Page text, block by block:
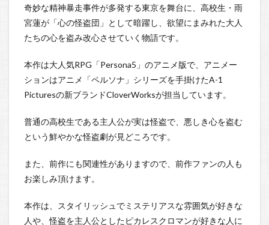
奇妙な精神暴走事件が多発する東京を舞台に、高校生・雨
宮蓮が「心の怪盗団」として暗躍し、欲望にまみれた大人
たちの心を盗み改心させていく物語です。
本作は大人気RPG「Persona5」のアニメ版で、アニメー
ションはアニメ「ペルソナ」シリーズを手掛けたA-1
Picturesの新ブランドCloverWorksが担当しています。
普通の高校生である主人公が実は怪盗で、悪しき心を盗む
という鮮やかな怪盗劇が見どころです。
また、前作にも関連性がありますので、前作ファンの人も
お楽しみ頂けます。
本作は、スタイリッシュでミステリアスな雰囲気が好きな
人や、怪盗を主人公としたピカレスクロマンが好きな人に